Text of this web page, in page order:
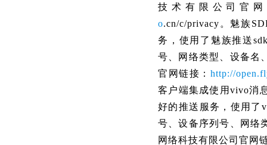
技术有限公司官网
o.cn/c/privacy。魅族
务，使用了魅族推送
号、网络类型、设备名
官网链接： http://
客户端集成使用vivo消
好的推送服务，使用了
号、设备序列号、网络
网络科技有限公司官网